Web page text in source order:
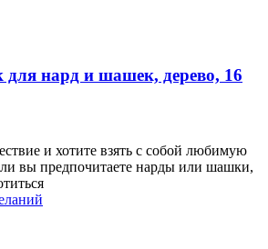
нард и шашек, дерево, 16
и хотите взять с собой любимую
вы предпочитаете нарды или шашки,